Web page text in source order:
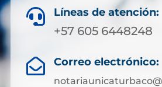
 Líneas de atención:
+57 605 6448248
 Correo electrónico: